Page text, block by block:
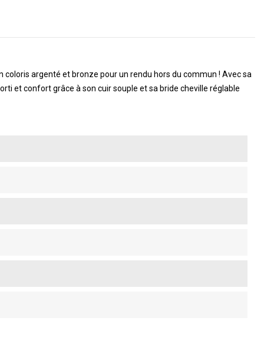
coloris argenté et bronze pour un rendu hors du commun ! Avec sa
et confort grâce à son cuir souple et sa bride cheville réglable